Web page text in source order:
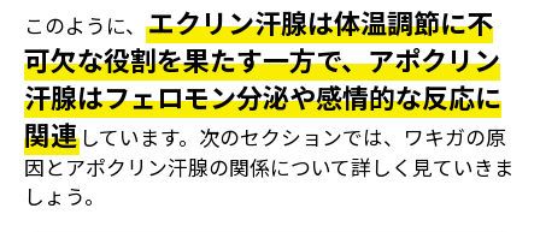
このように、 エクリン汗腺は体温調節に不
可欠な役割を果たす一方で、アポクリン
汗腺はフェロモン分泌や感情的な反応に
関連 しています。次のセクションでは、ワキガの原
因とアポクリン汗腺の関係について詳しく見ていきま
しょう。